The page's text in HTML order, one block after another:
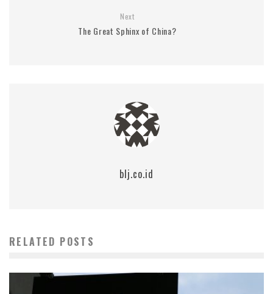
Next
The Great Sphinx of China?
blj.co.id
RELATED POSTS